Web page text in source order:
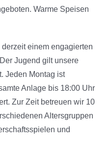
Warme Speisen
einem engagierten
Jugend gilt unsere
Jeden Montag ist
Anlage bis 18:00 Uhr
Zur Zeit betreuen wir 10
Altersgruppen
und